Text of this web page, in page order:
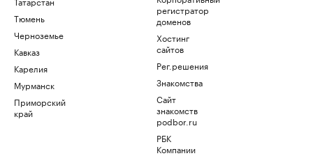
Тюмень
Черноземье
Кавказ
Карелия
Мурманск
Приморский
край
регистратор
доменов
Хостинг
сайтов
Рег.решения
Знакомства
Сайт
знакомств
podbor.ru
РБК
Компании